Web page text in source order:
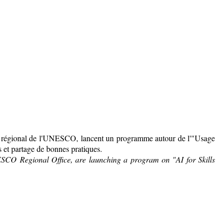
de l'UNESCO, lancent un programme autour de l'"Usage
partage de bonnes pratiques.
Regional Office, are launching a program on "AI for Skills